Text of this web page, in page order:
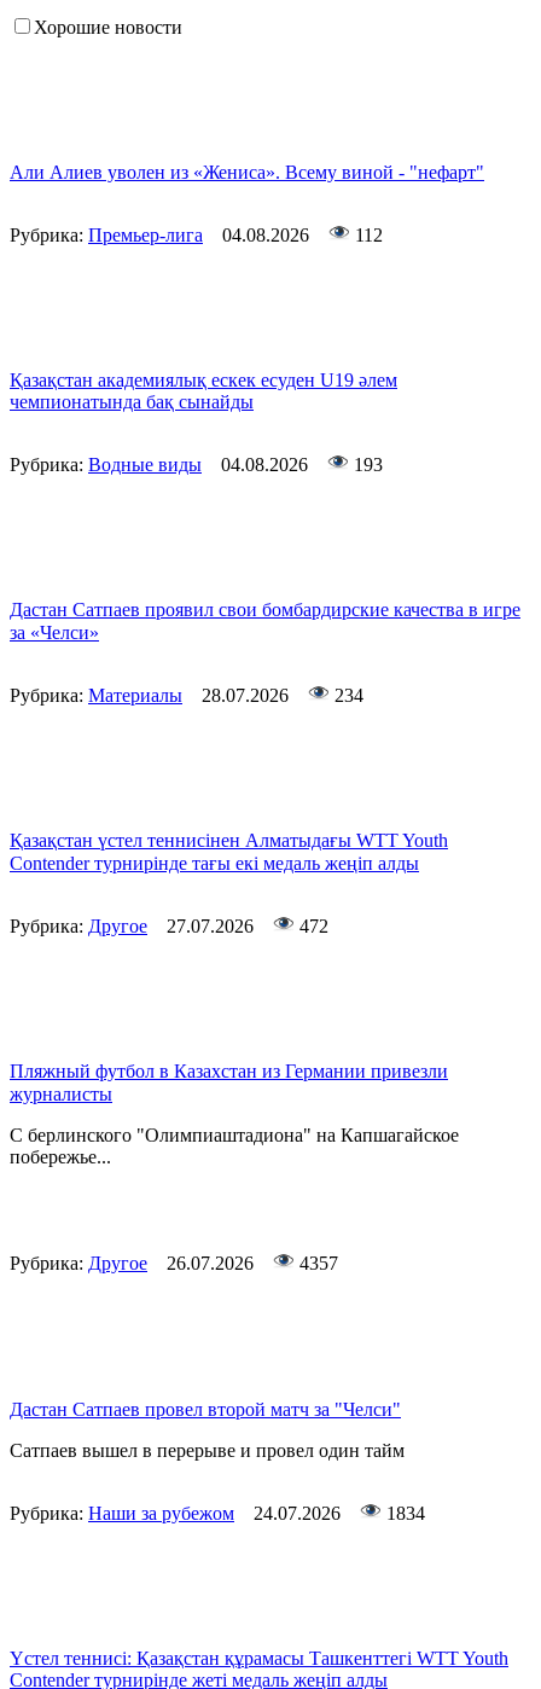
Хорошие новости
Али Алиев уволен из «Жениса». Всему виной - "нефарт"
Рубрика: Премьер-лига 04.08.2026 112
Қазақстан академиялық ескек есуден U19 әлем
чемпионатында бақ сынайды
Рубрика: Водные виды 04.08.2026 193
Дастан Сатпаев проявил свои бомбардирские качества в игре
за «Челси»
Рубрика: Материалы 28.07.2026 234
Қазақстан үстел теннисінен Алматыдағы WTT Youth
Contender турнирінде тағы екі медаль жеңіп алды
Рубрика: Другое 27.07.2026 472
Пляжный футбол в Казахстан из Германии привезли
журналисты
С берлинского "Олимпиаштадиона" на Капшагайское
побережье...
Рубрика: Другое 26.07.2026 4357
Дастан Сатпаев провел второй матч за "Челси"
Сатпаев вышел в перерыве и провел один тайм
Рубрика: Наши за рубежом 24.07.2026 1834
Үстел теннисі: Қазақстан құрамасы Ташкенттегі WTT Youth
Contender турнирінде жеті медаль жеңіп алды